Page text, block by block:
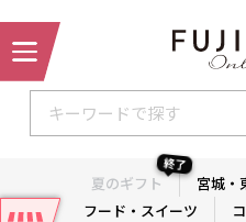
夏のギフト
終了
宮城・
フード・スイーツ